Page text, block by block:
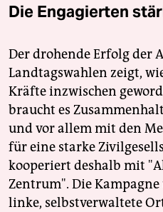
Die Engagierten
Der drohende Erfolg der
Landtagswahlen zeigt,
Kräfte inzwischen
braucht es
und vor allem mit den
für eine starke
kooperiert deshalb mit
Zentrum". Die
linke, selbstverwaltete